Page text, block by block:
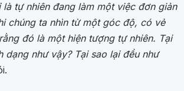
là tự nhiên đang làm một việc đơn giản
chúng ta nhìn từ một góc độ, có vẻ
đó là một hiện tượng tự nhiên. Tại
dạng như vậy? Tại sao lại đều như